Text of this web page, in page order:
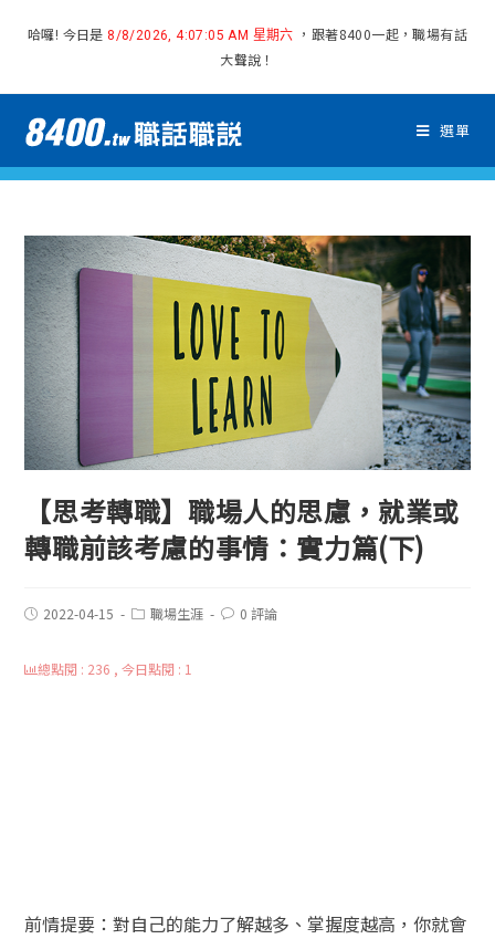
哈囉! 今日是 8/8/2026, 4:07:06 AM 星期六
，跟著8400一起，職場有話
大聲說！
選單
【思考轉職】職場人的思慮，就業或
轉職前該考慮的事情：實力篇(下)
2022-04-15 職場生涯 0 評論
總點閱 : 236 , 今日點閱 : 1
前情提要：對自己的能力了解越多、掌握度越高，你就會